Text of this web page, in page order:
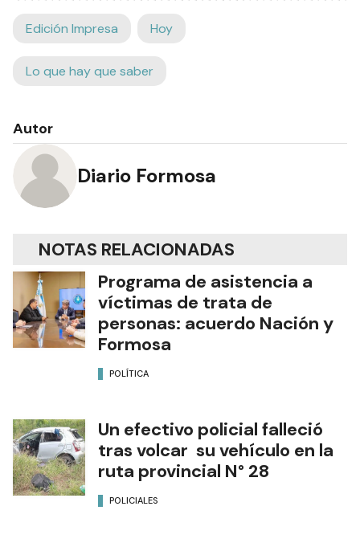
Edición Impresa Hoy
Lo que hay que saber
Autor
Diario Formosa
NOTAS RELACIONADAS
Programa de asistencia a
víctimas de trata de
personas: acuerdo Nación y
Formosa
POLÍTICA
Un efectivo policial falleció
tras volcar su vehículo en la
ruta provincial N° 28
POLICIALES